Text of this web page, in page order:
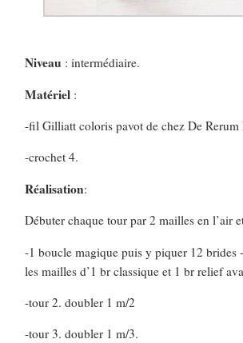
Niveau : intermédiaire.
Matériel :
-fil Gilliatt coloris pavot de chez De Rerum
-crochet 4.
Réalisation:
Débuter chaque tour par 2 mailles en l’air
-1 boucle magique puis y piquer 12
les mailles d’1 br classique et 1 br relief
-tour 2. doubler 1 m/2
-tour 3. doubler 1 m/3.